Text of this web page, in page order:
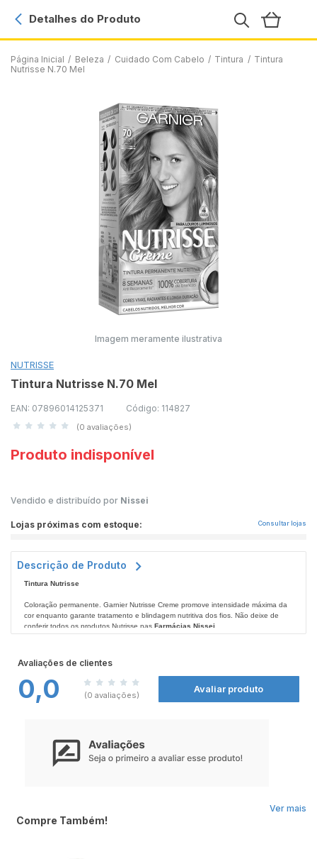
Página Inicial / Beleza / Cuidado Com Cabelo / Tintura / Tintura
Nutrisse N.70 Mel
Detalhes do Produto
Imagem meramente ilustrativa
NUTRISSE
Tintura Nutrisse N.70 Mel
EAN: 07896014125371 Código: 114827
(0 avaliações)
Produto indisponível
Vendido e distribuído por Nissei
Lojas próximas com estoque: Consultar lojas
Descrição de Produto
Tintura Nutrisse
Coloração permanente. Garnier Nutrisse Creme promove intensidade máxima da
cor enquanto garante tratamento e blindagem nutritiva dos fios. Não deixe de
conferir todos os produtos Nutrisse nas Farmácias Nissei
Sua fórmula é composta por 4 óleos nutritivos que combate o ressecamento e
proporciona brilho da raiz às pontas.
Modo de Usar:
Você encontrará o passo-a-passo e todas as informações necessárias para que
Avaliações de clientes
0,0 (0 avaliações)
Avaliar produto
Ver mais
Compre Também!